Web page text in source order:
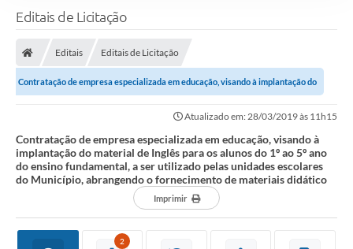
Editais de Licitação
Editais Editais de Licitação
Contratação de empresa especializada em educação, visando à implantação do
Atualizado em: 28/03/2019 às 11h15
Contratação de empresa especializada em educação, visando à
implantação do material de Inglês para os alunos do 1º ao 5º ano
do ensino fundamental, a ser utilizado pelas unidades escolares
do Município, abrangendo o fornecimento de materiais didático
Imprimir
2